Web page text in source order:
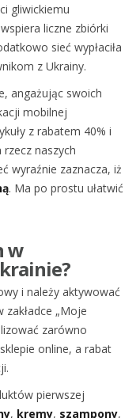
gliwickiemu
liczne zbiórki
sieć wypłaciła
z Ukrainy.
angażując swoich
mobilnej
z rabatem 40% i
naszych
wyraźnie zaznacza, iż
. Ma po prostu ułatwić
w
i należy aktywować
„Moje
zarówno
online, a rabat
pierwszej
, kremy, szampony,